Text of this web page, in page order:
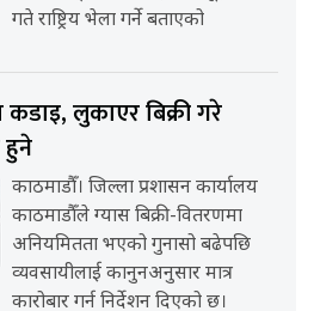
गते राष्ट्रिय भेला गर्ने बताएको
कडाइ, लुकाएर बिक्री गरे
काठमाडौँ। जिल्ला प्रशासन कार्यालय
काठमाडौँले ग्यास बिक्री-वितरणमा
अनियमितता भएको गुनासो बढेपछि
व्यवसायीलाई कानुनअनुसार मात्र
कारोबार गर्न निर्देशन दिएको छ।